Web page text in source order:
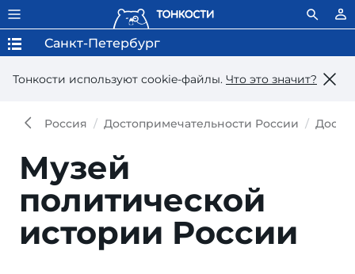
Тонкости используют сookie-файлы. Что это значит?
Санкт-Петербург
Россия Достопримечательности России
Музей
политической
истории России